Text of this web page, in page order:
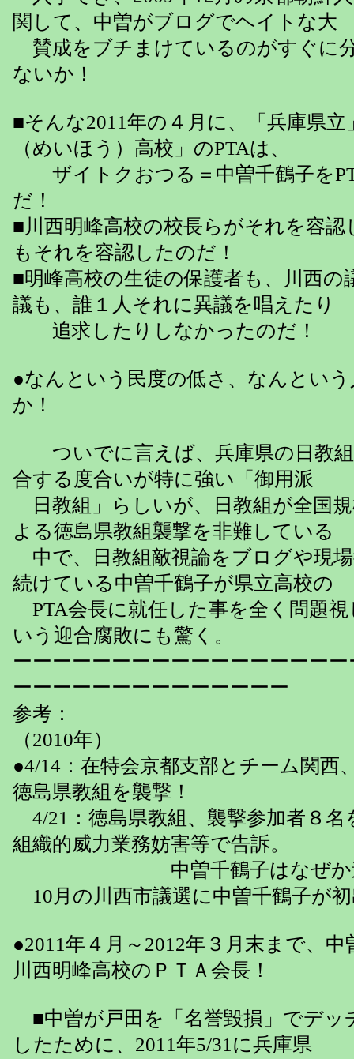
関して、中曽がブログでヘイトな大
賛成をブチまけているのがすぐに
ないか！
■そんな2011年の４月に、「兵庫県立
（めいほう）高校」のPTAは、
ザイトクおつる＝中曽千鶴子を
だ！
■川西明峰高校の校長らがそれを容認
もそれを容認したのだ！
■明峰高校の生徒の保護者も、川西の
議も、誰１人それに異議を唱えたり
追求したりしなかったのだ！
●なんという民度の低さ、なんとい
か！
ついでに言えば、兵庫県の日教組
合する度合いが特に強い「御用派
日教組」らしいが、日教組が全国
よる徳島県教組襲撃を非難している
中で、日教組敵視論をブログや現
続けている中曽千鶴子が県立高校の
PTA会長に就任した事を全く問題
いう迎合腐敗にも驚く。
ーーーーーーーーーーーーーーーー
ーーーーーーーーーーーーーー
参考：
（2010年）
●4/14：在特会京都支部とチーム関西
徳島県教組を襲撃！
4/21：徳島県教組、襲撃参加者８名
組織的威力業務妨害等で告訴。
中曽千鶴子はなぜか逮
10月の川西市議選に中曽千鶴子が
●2011年４月～2012年３月末まで、
川西明峰高校のＰＴＡ会長！
■中曽が戸田を「名誉毀損」でデッ
したために、2011年5/31に兵庫県